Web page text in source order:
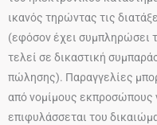
ικανός τηρώντας τις
(εφόσον έχει συμπληρώσει
τελεί σε δικαστική
πώλησης). Παραγγελίες
από νομίμους
επιφυλάσσεται του